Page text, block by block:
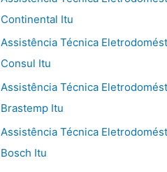
Continental Itu
Assistência Técnica
Consul Itu
Assistência Técnica
Brastemp Itu
Assistência Técnica
Bosch Itu